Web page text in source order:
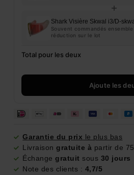
Shark Visière Skwal i3/D-
Souvent commandés ensemble
réduction sur le lot
Total pour les deux
Ajoute les
Garantie du prix le plus bas
Livraison gratuite à partir de
Échange gratuitsous 30 jours
Note des clients : 4,7/5